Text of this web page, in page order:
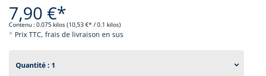
7,90 €*
Contenu :0.075 kilos(10,53 €* / 0.1 kilos)
* Prix TTC, frais de livraison en sus